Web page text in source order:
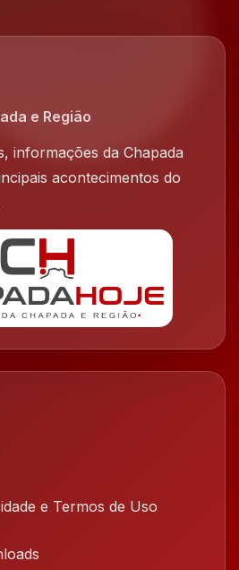
e Região
informações da Chapada
acontecimentos do
e Termos de Uso